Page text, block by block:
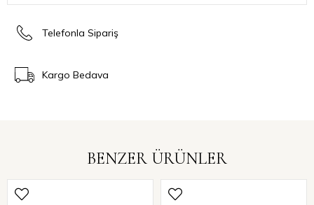
Telefonla Sipariş
Kargo Bedava
BENZER ÜRÜNLER